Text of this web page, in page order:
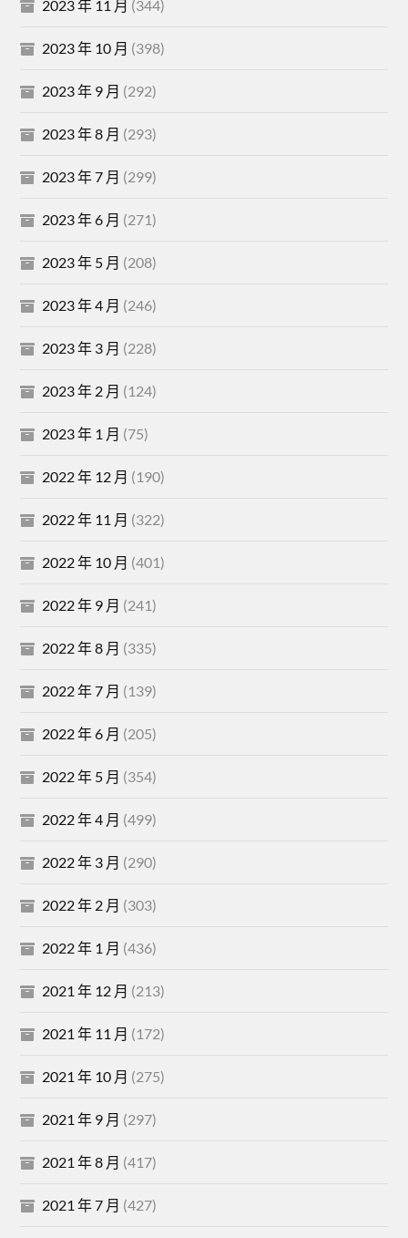
2023 年 11 月 (344)
2023 年 10 月 (398)
2023 年 9 月 (292)
2023 年 8 月 (293)
2023 年 7 月 (299)
2023 年 6 月 (271)
2023 年 5 月 (208)
2023 年 4 月 (246)
2023 年 3 月 (228)
2023 年 2 月 (124)
2023 年 1 月 (75)
2022 年 12 月 (190)
2022 年 11 月 (322)
2022 年 10 月 (401)
2022 年 9 月 (241)
2022 年 8 月 (335)
2022 年 7 月 (139)
2022 年 6 月 (205)
2022 年 5 月 (354)
2022 年 4 月 (499)
2022 年 3 月 (290)
2022 年 2 月 (303)
2022 年 1 月 (436)
2021 年 12 月 (213)
2021 年 11 月 (172)
2021 年 10 月 (275)
2021 年 9 月 (297)
2021 年 8 月 (417)
2021 年 7 月 (427)